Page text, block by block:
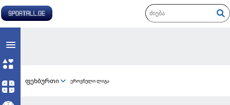
ფეხბურთი ეროვნული ლიგა